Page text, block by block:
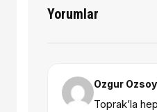
Yorumlar
Ozgur Ozsoy
Toprak’la